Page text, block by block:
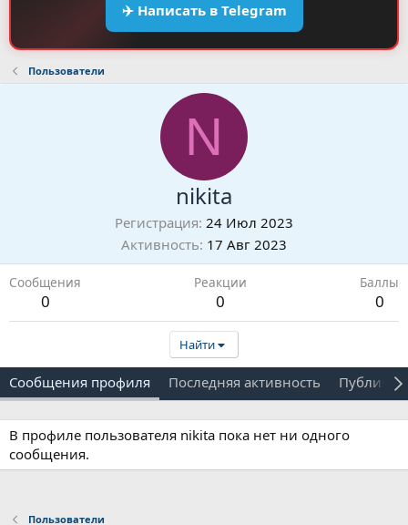
✈️ Написать в Telegram
Пользователи
N
nikita
Регистрация 24 Июл 2023
Активность 17 Авг 2023
Сообщения
0
Реакции
0
Баллы
0
Найти
Сообщения профиля Последняя активность
В профиле пользователя nikita пока нет ни одного
сообщения.
Пользователи